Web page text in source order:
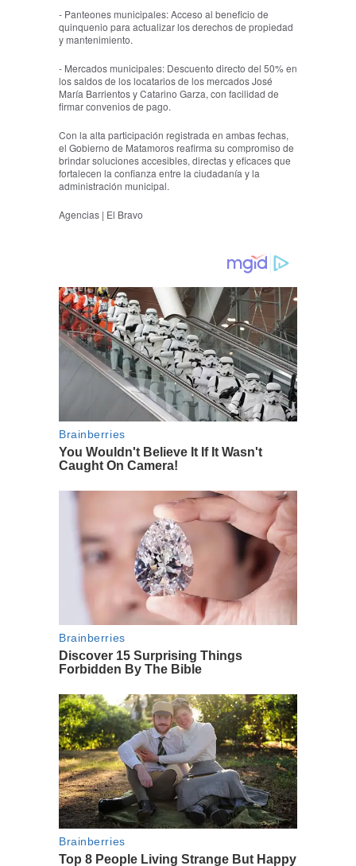
- Panteones municipales: Acceso al beneficio de
quinquenio para actualizar los derechos de propiedad
y mantenimiento.
- Mercados municipales: Descuento directo del 50% en
los saldos de los locatarios de los mercados José
María Barrientos y Catarino Garza, con facilidad de
firmar convenios de pago.
Con la alta participación registrada en ambas fechas,
el Gobierno de Matamoros reafirma su compromiso de
brindar soluciones accesibles, directas y eficaces que
fortalecen la confianza entre la ciudadanía y la
administración municipal.
Agencias | El Bravo